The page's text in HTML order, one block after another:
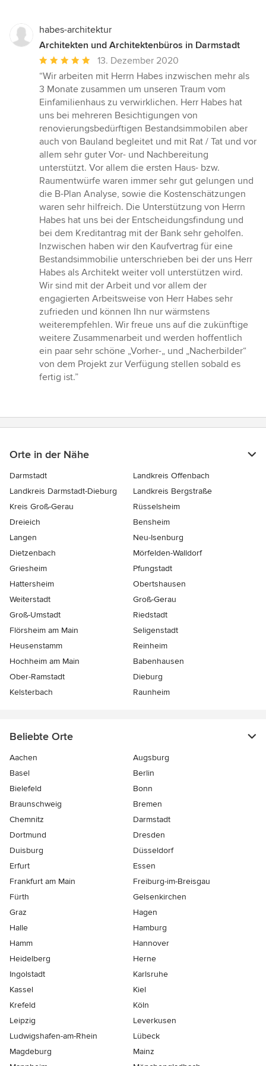
habes-architektur
Architekten und Architektenbüros in Darmstadt
Durchschnittliche
Bewertung:
5
von
5
Sternen
13. Dezember 2020
“Wir arbeiten mit Herrn Habes inzwischen mehr als
3 Monate zusammen um unseren Traum vom
Einfamilienhaus zu verwirklichen. Herr Habes hat
uns bei mehreren Besichtigungen von
renovierungsbedürftigen Bestandsimmobilen aber
auch von Bauland begleitet und mit Rat / Tat und vor
allem sehr guter Vor- und Nachbereitung
unterstützt. Vor allem die ersten Haus- bzw.
Raumentwürfe waren immer sehr gut gelungen und
die B-Plan Analyse, sowie die Kostenschätzungen
waren sehr hilfreich. Die Unterstützung von Herrn
Habes hat uns bei der Entscheidungsfindung und
bei dem Kreditantrag mit der Bank sehr geholfen.
Inzwischen haben wir den Kaufvertrag für eine
Bestandsimmobilie unterschrieben bei der uns Herr
Habes als Architekt weiter voll unterstützen wird.
Wir sind mit der Arbeit und vor allem der
engagierten Arbeitsweise von Herr Habes sehr
zufrieden und können Ihn nur wärmstens
weiterempfehlen. Wir freue uns auf die zukünftige
weitere Zusammenarbeit und werden hoffentlich
ein paar sehr schöne „Vorher-„ und „Nacherbilder“
von dem Projekt zur Verfügung stellen sobald es
fertig ist.”
Orte in der Nähe
Darmstadt
Landkreis Offenbach
Landkreis Darmstadt-Dieburg
Landkreis Bergstraße
Kreis Groß-Gerau
Rüsselsheim
Dreieich
Bensheim
Langen
Neu-Isenburg
Dietzenbach
Mörfelden-Walldorf
Griesheim
Pfungstadt
Hattersheim
Obertshausen
Weiterstadt
Groß-Gerau
Groß-Umstadt
Riedstadt
Flörsheim am Main
Seligenstadt
Heusenstamm
Reinheim
Hochheim am Main
Babenhausen
Ober-Ramstadt
Dieburg
Kelsterbach
Raunheim
Beliebte Orte
Aachen
Augsburg
Basel
Berlin
Bielefeld
Bonn
Braunschweig
Bremen
Chemnitz
Darmstadt
Dortmund
Dresden
Duisburg
Düsseldorf
Erfurt
Essen
Frankfurt am Main
Freiburg-im-Breisgau
Fürth
Gelsenkirchen
Graz
Hagen
Halle
Hamburg
Hamm
Hannover
Heidelberg
Herne
Ingolstadt
Karlsruhe
Kassel
Kiel
Krefeld
Köln
Leipzig
Leverkusen
Ludwigshafen-am-Rhein
Lübeck
Magdeburg
Mainz